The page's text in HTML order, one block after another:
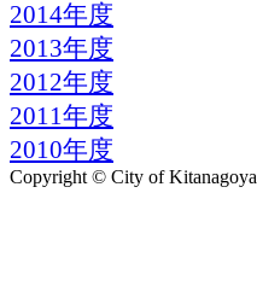
2014年度
2013年度
2012年度
2011年度
2010年度
Copyright © City of